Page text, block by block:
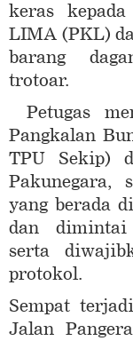
keras
LIMA (PKL)
barang
trotoar.
Petugas
Pangkalan
TPU Sekip)
Pakunegara,
yang berada
dan dimintai
serta
protokol.
Sempat
Jalan